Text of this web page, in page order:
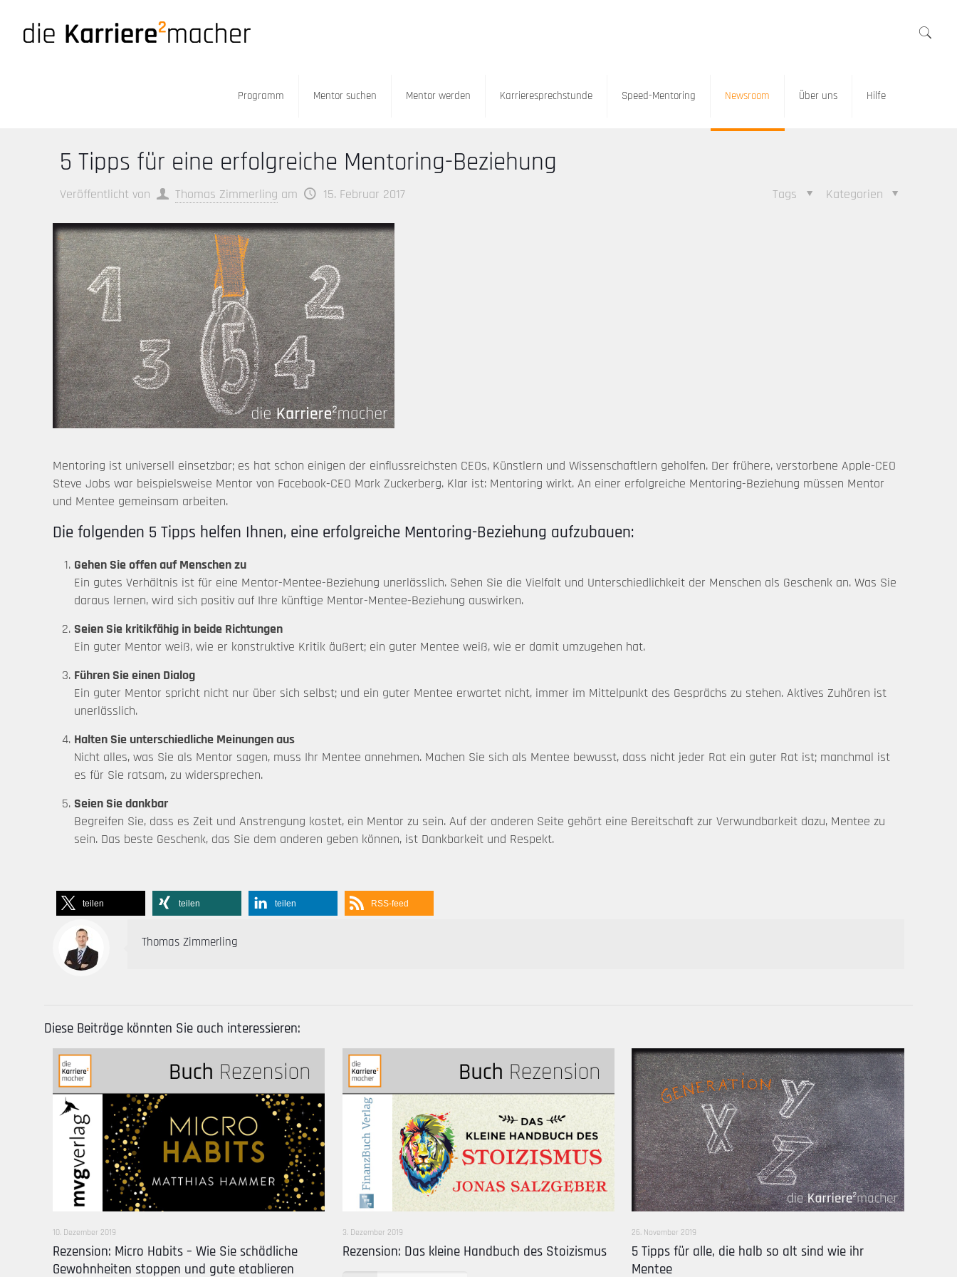
Programm Mentor suchen Mentor werden Karrieresprechstunde Speed-Mentoring Newsroom Über uns Hilfe
5 Tipps für eine erfolgreiche Mentoring-Beziehung
Veröffentlicht von Thomas Zimmerling am 15. Februar 2017 Kategorien
Tags
Mentoring ist universell einsetzbar; es hat schon einigen der einflussreichsten CEOs, Künstlern und Wissenschaftlern geholfen. Der frühere, verstorbene Apple-CEO
Steve Jobs war beispielsweise Mentor von Facebook-CEO Mark Zuckerberg. Klar ist: Mentoring wirkt. An einer erfolgreiche Mentoring-Beziehung müssen Mentor
und Mentee gemeinsam arbeiten.
Die folgenden 5 Tipps helfen Ihnen, eine erfolgreiche Mentoring-Beziehung aufzubauen:
Gehen Sie offen auf Menschen zu
Ein gutes Verhältnis ist für eine Mentor-Mentee-Beziehung unerlässlich. Sehen Sie die Vielfalt und Unterschiedlichkeit der Menschen als Geschenk an. Was Sie
daraus lernen, wird sich positiv auf Ihre künftige Mentor-Mentee-Beziehung auswirken.
Seien Sie kritikfähig in beide Richtungen
Ein guter Mentor weiß, wie er konstruktive Kritik äußert; ein guter Mentee weiß, wie er damit umzugehen hat.
Führen Sie einen Dialog
Ein guter Mentor spricht nicht nur über sich selbst; und ein guter Mentee erwartet nicht, immer im Mittelpunkt des Gesprächs zu stehen. Aktives Zuhören ist
unerlässlich.
Halten Sie unterschiedliche Meinungen aus
Nicht alles, was Sie als Mentor sagen, muss Ihr Mentee annehmen. Machen Sie sich als Mentee bewusst, dass nicht jeder Rat ein guter Rat ist; manchmal ist
es für Sie ratsam, zu widersprechen.
Seien Sie dankbar
Begreifen Sie, dass es Zeit und Anstrengung kostet, ein Mentor zu sein. Auf der anderen Seite gehört eine Bereitschaft zur Verwundbarkeit dazu, Mentee zu
sein. Das beste Geschenk, das Sie dem anderen geben können, ist Dankbarkeit und Respekt.
teilen teilen teilen RSS-feed
Thomas Zimmerling
Diese Beiträge könnten Sie auch interessieren:
10. Dezember 2019
Rezension: Micro Habits – Wie Sie schädliche
Gewohnheiten stoppen und gute etablieren
3. Dezember 2019
Rezension: Das kleine Handbuch des Stoizismus
26. November 2019
5 Tipps für alle, die halb so alt sind wie ihr
Mentee